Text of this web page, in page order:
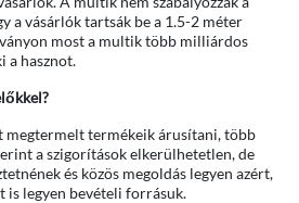
a vásárlók tartsák be a 1.5-2 méter
most a multik több milliárdos
a hasznot.
megtermelt termékeik árusítani, több
a szigorítások elkerülhetetlen, de
és közös megoldás legyen azért,
is legyen bevételi forrásuk.